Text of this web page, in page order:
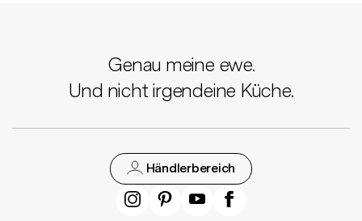
Genau meine ewe.
Und nicht irgendeine Küche.
Händlerbereich